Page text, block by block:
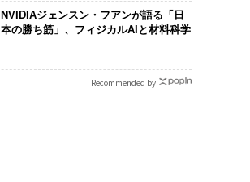
NVIDIAジェンスン・フアンが語る「日
本の勝ち筋」、フィジカルAIと材料科学
Recommended by